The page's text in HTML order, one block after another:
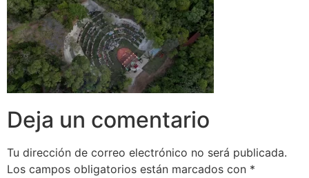
Deja un comentario
Tu dirección de correo electrónico no será publicada.
Los campos obligatorios están marcados con *